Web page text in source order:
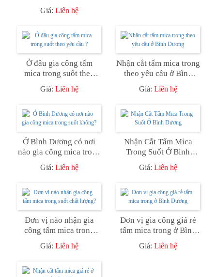
Nghiệp Tại Tân Hiệp,
Coff
Giá: Liên hệ
Ở đâu gia công tấm
mica trong suốt theo
Giá: Liên hệ
Nhận cắt tấm mica trong
theo yêu cầu ở Bình
Giá: Liên hệ
Ở Bình Dương có nơi
nào gia công mica trong
Giá: Liên hệ
Nhận Cắt Tấm Mica
Trong Suốt Ở Bình
Giá: Liên hệ
Đơn vị nào nhận gia
công tấm mica trong
Giá: Liên hệ
Đơn vị gia công giá rẻ
tấm mica trong ở Bình
Giá: Liên hệ